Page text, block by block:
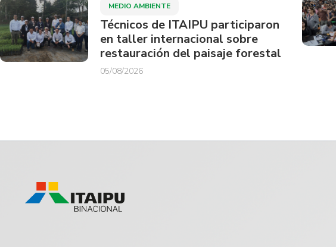
MEDIO AMBIENTE
Técnicos de ITAIPU participaron
en taller internacional sobre
restauración del paisaje forestal
05/08/2026